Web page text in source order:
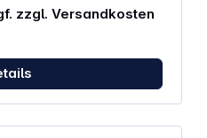
zzgl. Versandkosten